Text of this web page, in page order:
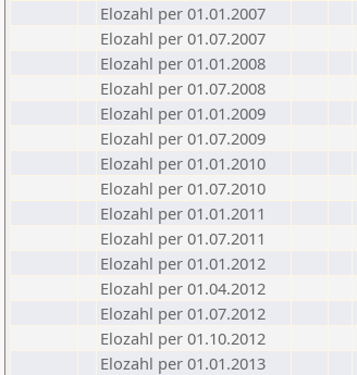
Elozahl per 01.01.2007
Elozahl per 01.07.2007
Elozahl per 01.01.2008
Elozahl per 01.07.2008
Elozahl per 01.01.2009
Elozahl per 01.07.2009
Elozahl per 01.01.2010
Elozahl per 01.07.2010
Elozahl per 01.01.2011
Elozahl per 01.07.2011
Elozahl per 01.01.2012
Elozahl per 01.04.2012
Elozahl per 01.07.2012
Elozahl per 01.10.2012
Elozahl per 01.01.2013